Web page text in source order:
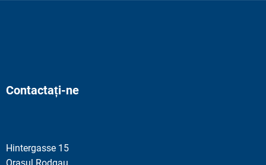
Contactați-ne
Hintergasse 15
Orașul Rodgau